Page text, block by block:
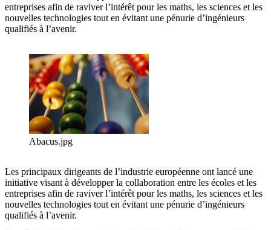
entreprises afin de raviver l’intérêt pour les maths, les sciences et les
nouvelles technologies tout en évitant une pénurie d’ingénieurs
qualifiés à l’avenir.
Abacus.jpg
Les principaux dirigeants de l’industrie européenne ont lancé une
initiative visant à développer la collaboration entre les écoles et les
entreprises afin de raviver l’intérêt pour les maths, les sciences et les
nouvelles technologies tout en évitant une pénurie d’ingénieurs
qualifiés à l’avenir.